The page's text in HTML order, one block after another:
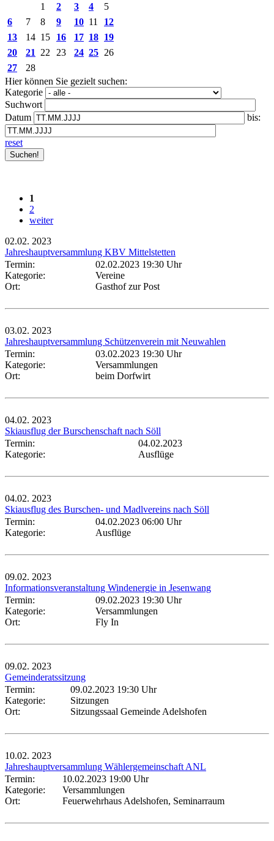
1
2 3 4
5
6
7 8 9 10 11
12
13
14 15 16 17 18 19
20
21 22 23 24 25 26
27
28
Hier können Sie gezielt suchen:
Kategorie
Suchwort
Datum
bis:
reset
1
2
weiter
02.02. 2023
Jahreshauptversammlung KBV Mittelstetten
Termin:
02.02.2023 19:30 Uhr
Kategorie:
Vereine
Ort:
Gasthof zur Post
03.02. 2023
Jahreshauptversammlung Schützenverein mit Neuwahlen
Termin:
03.02.2023 19:30 Uhr
Kategorie:
Versammlungen
Ort:
beim Dorfwirt
04.02. 2023
Skiausflug der Burschenschaft nach Söll
Termin:
04.02.2023
Kategorie:
Ausflüge
04.02. 2023
Skiausflug des Burschen- und Madlvereins nach Söll
Termin:
04.02.2023 06:00 Uhr
Kategorie:
Ausflüge
09.02. 2023
Informationsveranstaltung Windenergie in Jesenwang
Termin:
09.02.2023 19:30 Uhr
Kategorie:
Versammlungen
Ort:
Fly In
09.02. 2023
Gemeinderatssitzung
Termin:
09.02.2023 19:30 Uhr
Kategorie:
Sitzungen
Ort:
Sitzungssaal Gemeinde Adelshofen
10.02. 2023
Jahreshauptversammlung Wählergemeinschaft ANL
Termin:
10.02.2023 19:00 Uhr
Kategorie:
Versammlungen
Ort:
Feuerwehrhaus Adelshofen, Seminarraum